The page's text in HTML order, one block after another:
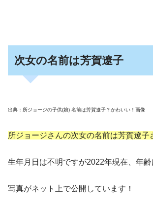
次女の名前は芳賀遼子
出典：所ジョージの子供(娘) 名前は芳賀遼子？かわいい！画像
所ジョージさんの次女の名前は芳賀遼子
生年月日は不明ですが2022年現在、年齢
写真がネット上で公開しています！